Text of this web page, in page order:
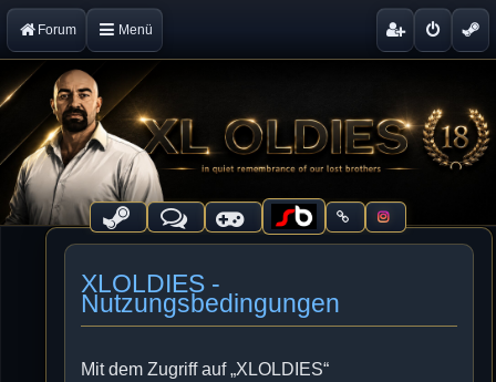
Forum Menü
XLOLDIES -
Nutzungsbedingungen
Mit dem Zugriff auf „XLOLDIES“